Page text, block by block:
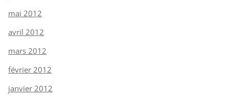
mai 2012
avril 2012
mars 2012
février 2012
janvier 2012